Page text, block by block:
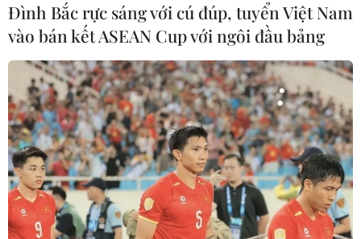
Đại diện Việt Nam cùng các đồng đội ở Miss World 2024. (Ảnh:
NVCC)
“Chiến thần ngoại giao” biết
Đình Bắc rực sáng với cú đúp, tuyển Việt Nam
vào bán kết ASEAN Cup với ngôi đầu bảng